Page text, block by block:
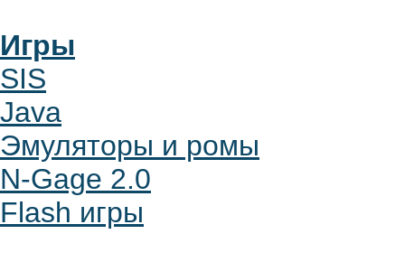
Игры
SIS
Java
Эмуляторы и ромы
N-Gage 2.0
Flash игры